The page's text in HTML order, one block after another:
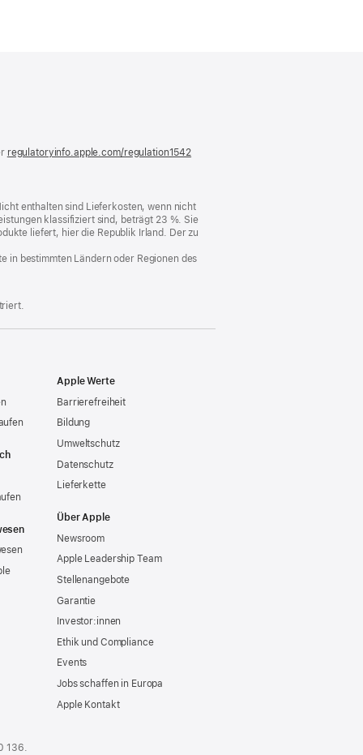
regulatoryinfo.apple.com/regulation1542
enthalten sind Lieferkosten, wenn nicht
klassifiziert sind, beträgt 23 %. Sie
liefert, hier die Republik Irland. Der zu
in bestimmten Ländern oder Regionen des
Apple Werte
Barrierefreiheit
Bildung
Umweltschutz
Datenschutz
Lieferkette
Über Apple
Newsroom
Apple Leadership Team
Stellenangebote
Garantie
Investor:innen
Ethik und Compliance
Events
Jobs schaffen in Europa
Apple Kontakt
136